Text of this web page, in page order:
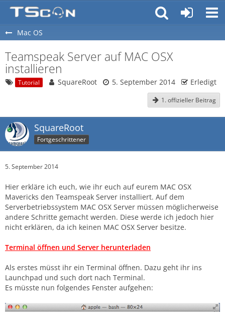
Mac OS
Teamspeak Server auf MAC OSX
installieren
Tutorial SquareRoot 5. September 2014 Erledigt
1. offizieller Beitrag
SquareRoot
Fortgeschrittener
5. September 2014
Hier erkläre ich euch, wie ihr euch auf eurem MAC OSX
Mavericks den Teamspeak Server installiert. Auf dem
Serverbetriebssystem MAC OSX Server müssen möglicherweise
andere Schritte gemacht werden. Diese werde ich jedoch hier
nicht erklären, da ich keinen MAC OSX Server besitze.
Terminal öffnen und Server herunterladen
Als erstes müsst ihr ein Terminal öffnen. Dazu geht ihr ins
Launchpad und such dort nach Terminal.
Es müsste nun folgendes Fenster aufgehen: